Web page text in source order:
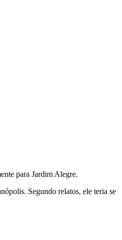
para Jardim Alegre.
Segundo relatos, ele teria se